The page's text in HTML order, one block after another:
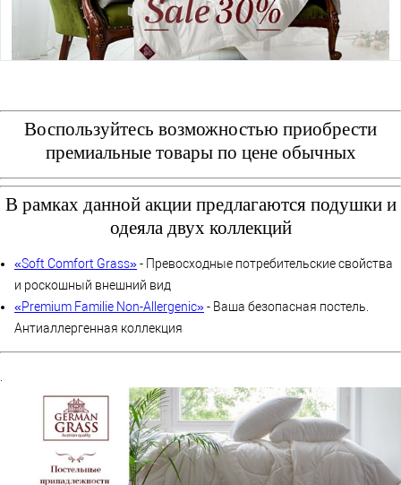
Воспользуйтесь возможностью приобрести
премиальные товары по цене обычных
В рамках данной акции предлагаются подушки и
одеяла двух коллекций
«Soft Comfort Grass»- Превосходные потребительские свойства
и роскошный внешний вид
«Premium Familie Non-Allergenic»- Ваша безопасная постель.
Антиаллергенная коллекция